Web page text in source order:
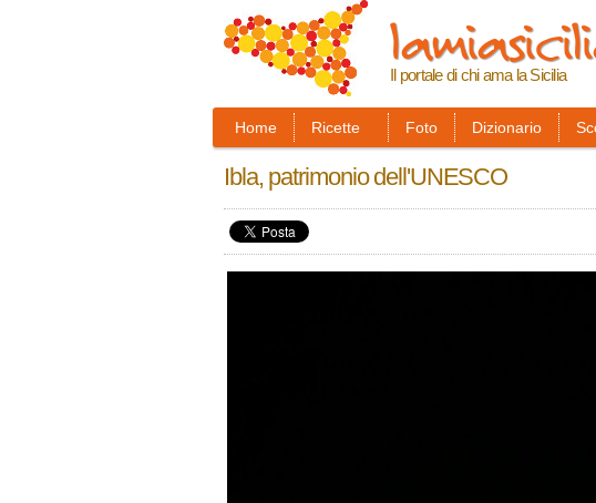
Il portale di chi ama la Sicilia
Home Ricette Foto Dizionario
Ibla, patrimonio dell'UNESCO